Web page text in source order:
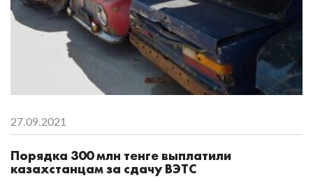
27.09.2021
Порядка 300 млн тенге выплатили
казахстанцам за сдачу ВЭТС